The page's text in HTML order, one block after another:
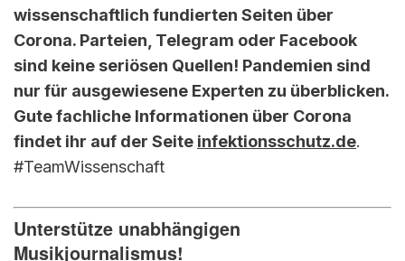
wissenschaftlich fundierten Seiten über
Corona. Parteien, Telegram oder Facebook
sind keine seriösen Quellen! Pandemien sind
nur für ausgewiesene Experten zu überblicken.
Gute fachliche Informationen über Corona
findet ihr auf der Seite infektionsschutz.de.
#TeamWissenschaft
Unterstütze unabhängigen
Musikjournalismus!